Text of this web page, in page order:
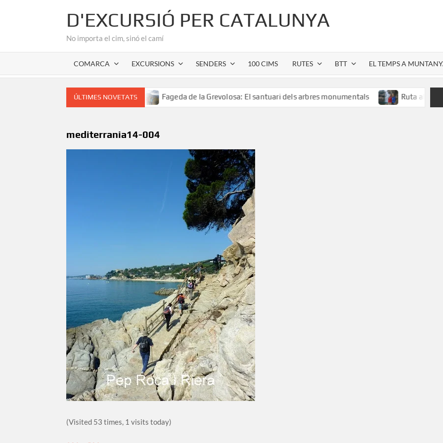
D'EXCURSIÓ PER CATALUNYA
No importa el cim, sinó el camí
COMARCA EXCURSIONS SENDERS 100 CIMS RUTES BTT EL TEMPS A
ÚLTIMES NOVETATS
romànic de l’Alta Garrotxa Fageda de la Grevolosa: El santuari dels arbres monumentals Ruta al Salt de
mediterrania14-004
(Visited 53 times, 1 visits today)